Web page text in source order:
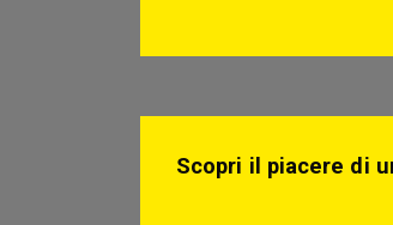
Scopri il piacere di